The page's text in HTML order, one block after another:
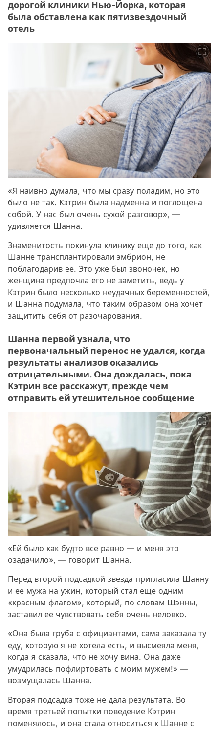
дорогой клиники Нью-Йорка, которая
была обставлена как пятизвездочный
отель
«Я наивно думала, что мы сразу поладим, но это
было не так. Кэтрин была надменна и поглощена
собой. У нас был очень сухой разговор», —
удивляется Шанна.
Знаменитость покинула клинику еще до того, как
Шанне трансплантировали эмбрион, не
поблагодарив ее. Это уже был звоночек, но
женщина предпочла его не заметить, ведь у
Кэтрин было несколько неудачных беременностей,
и Шанна подумала, что таким образом она хочет
защитить себя от разочарования.
Шанна первой узнала, что
первоначальный перенос не удался, когда
результаты анализов оказались
отрицательными. Она дождалась, пока
Кэтрин все расскажут, прежде чем
отправить ей утешительное сообщение
«Ей было как будто все равно — и меня это
озадачило», — говорит Шанна.
Перед второй подсадкой звезда пригласила Шанну
и ее мужа на ужин, который стал еще одним
«красным флагом», который, по словам Шэнны,
заставил ее чувствовать себя очень неловко.
«Она была груба с официантами, сама заказала ту
еду, которую я не хотела есть, и высмеяла меня,
когда я сказала, что не хочу вина. Она даже
умудрилась пофлиртовать с моим мужем!» —
возмущалась Шанна.
Вторая подсадка тоже не дала результата. Во
время третьей попытки поведение Кэтрин
поменялось, и она стала относиться к Шанне с